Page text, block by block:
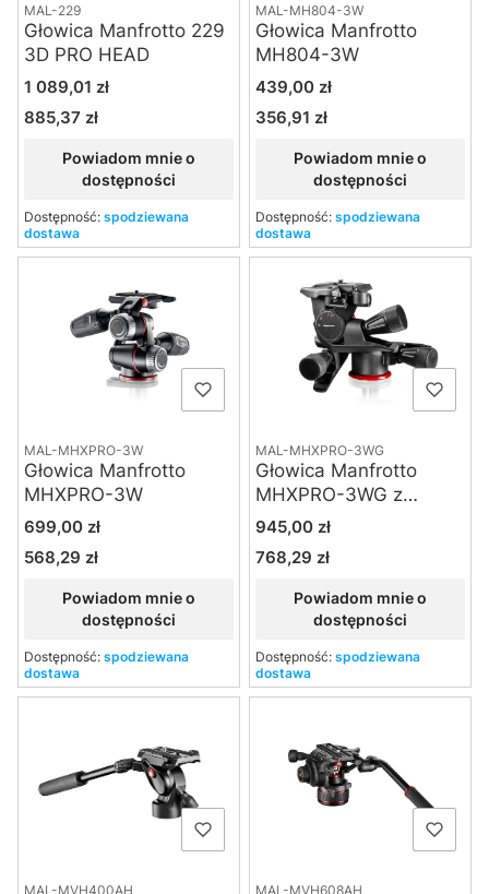
MAL-229
Głowica Manfrotto 229
3D PRO HEAD
Cena
1 089,01 zł
Cena
885,37 zł
Powiadom mnie o
dostępności
Dostępność: spodziewana
dostawa
MAL-MH804-3W
Głowica Manfrotto
MH804-3W
Cena
439,00 zł
Cena
356,91 zł
Powiadom mnie o
dostępności
Dostępność: spodziewana
dostawa
MAL-MHXPRO-3W
Głowica Manfrotto
MHXPRO-3W
Cena
699,00 zł
Cena
568,29 zł
Powiadom mnie o
dostępności
Dostępność: spodziewana
dostawa
MAL-MHXPRO-3WG
Głowica Manfrotto
MHXPRO-3WG z
przekładnią zębatą
Cena
945,00 zł
Cena
768,29 zł
Powiadom mnie o
dostępności
Dostępność: spodziewana
dostawa
MAL-MVH400AH MAL-MVH608AH